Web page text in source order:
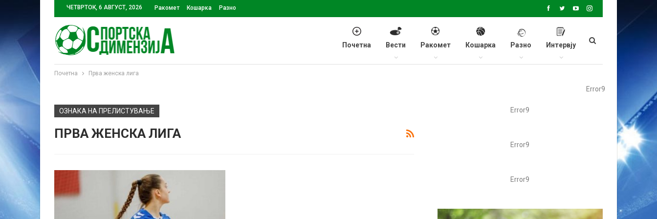
ЧЕТВРТОК, 6 АВГУСТ, 2026 Ракомет Кошарка Разно
Почетна Вести Ракомет Кошарка Разно Интервју
Почетна Прва женска лига
Error9
ОЗНАКА НА ПРЕЛИСТУВАЊЕ
ПРВА ЖЕНСКА ЛИГА
Error9
Error9
Error9